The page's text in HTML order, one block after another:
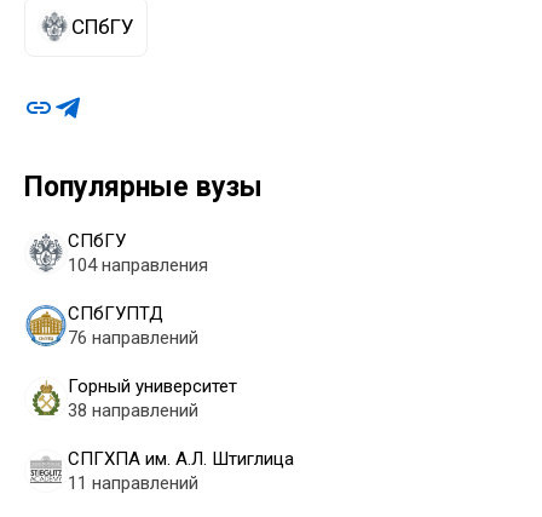
Популярные вузы
СПбГУ
104 направления
СПбГУПТД
76 направлений
Горный университет
38 направлений
СПГХПА им. А.Л. Штиглица
11 направлений
СПбГУ